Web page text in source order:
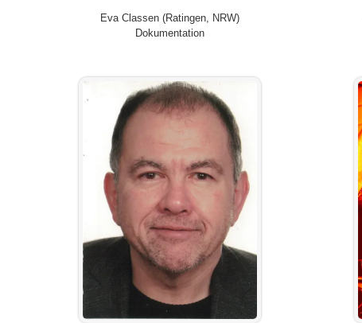
Eva Classen (Ratingen, NRW)
Dokumentation